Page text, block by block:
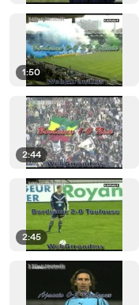
1:50
2:44
2:45